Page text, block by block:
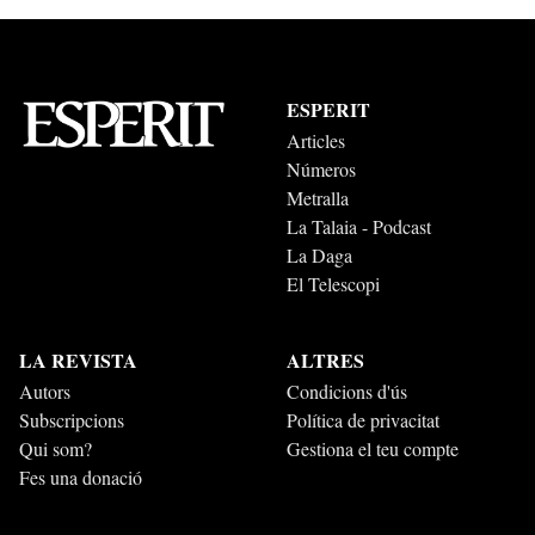
ESPERIT
Articles
Números
Metralla
La Talaia - Podcast
La Daga
El Telescopi
LA REVISTA
Autors
Subscripcions
Qui som?
Fes una donació
ALTRES
Condicions d'ús
Política de privacitat
Gestiona el teu compte